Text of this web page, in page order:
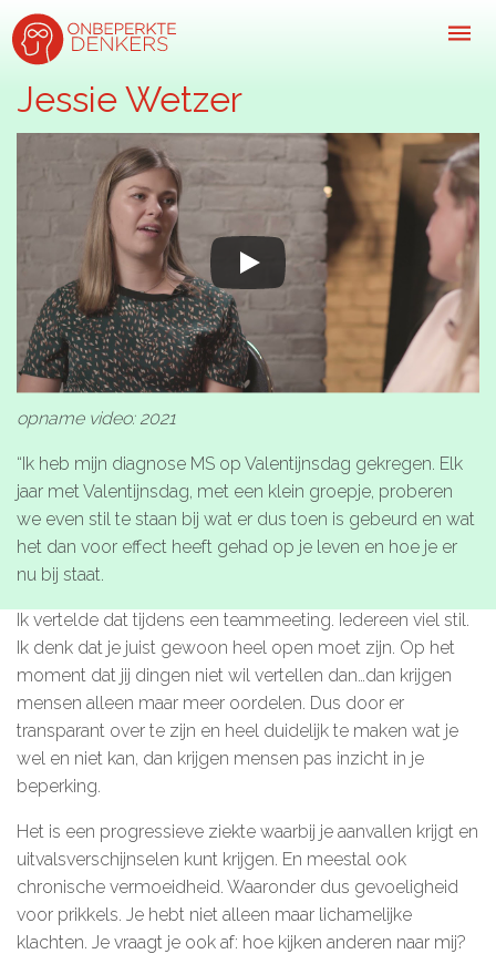
Inspiratie
Kijk-, lees- & luistertips
Mini- docu’s
Ode galerij
Podcasts: serie open gesprekken
Inspirerende praktijkverhalen
Bekijk volledig overzicht
Kom in actie
Microlearnings
Ontwikkeltraject Onbeperkt Talent
Ver- en vooroordelencheck
De Teamaanpak
De Escaperoom
Bekijk volledig overzicht
Sluit je ook aan
In jouw organisatie
Jessie Wetzer
opname video: 2021
“Ik heb mijn diagnose MS op Valentijnsdag gekregen. Elk
jaar met Valentijnsdag, met een klein groepje, proberen
we even stil te staan bij wat er dus toen is gebeurd en wat
het dan voor effect heeft gehad op je leven en hoe je er
nu bij staat.
Ik vertelde dat tijdens een teammeeting. Iedereen viel stil.
Ik denk dat je juist gewoon heel open moet zijn. Op het
moment dat jij dingen niet wil vertellen dan…dan krijgen
mensen alleen maar meer oordelen. Dus door er
transparant over te zijn en heel duidelijk te maken wat je
wel en niet kan, dan krijgen mensen pas inzicht in je
beperking.
Het is een progressieve ziekte waarbij je aanvallen krijgt en
uitvalsverschijnselen kunt krijgen. En meestal ook
chronische vermoeidheid. Waaronder dus gevoeligheid
voor prikkels. Je hebt niet alleen maar lichamelijke
klachten. Je vraagt je ook af: hoe kijken anderen naar mij?